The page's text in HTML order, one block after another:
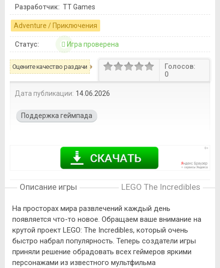
Разработчик: TT Games
Adventure / Приключения
Статус: Игра проверена
Оцените качество раздачи
Голосов:
0
Дата публикации: 14.06.2026
Поддержка геймпада
Описание игры LEGO The Incredibles
На просторах мира развлечений каждый день
появляется что-то новое. Обращаем ваше внимание на
крутой проект LEGO: The Incredibles, который очень
быстро набрал популярность. Теперь создатели игры
приняли решение обрадовать всех геймеров яркими
персонажами из известного мультфильма